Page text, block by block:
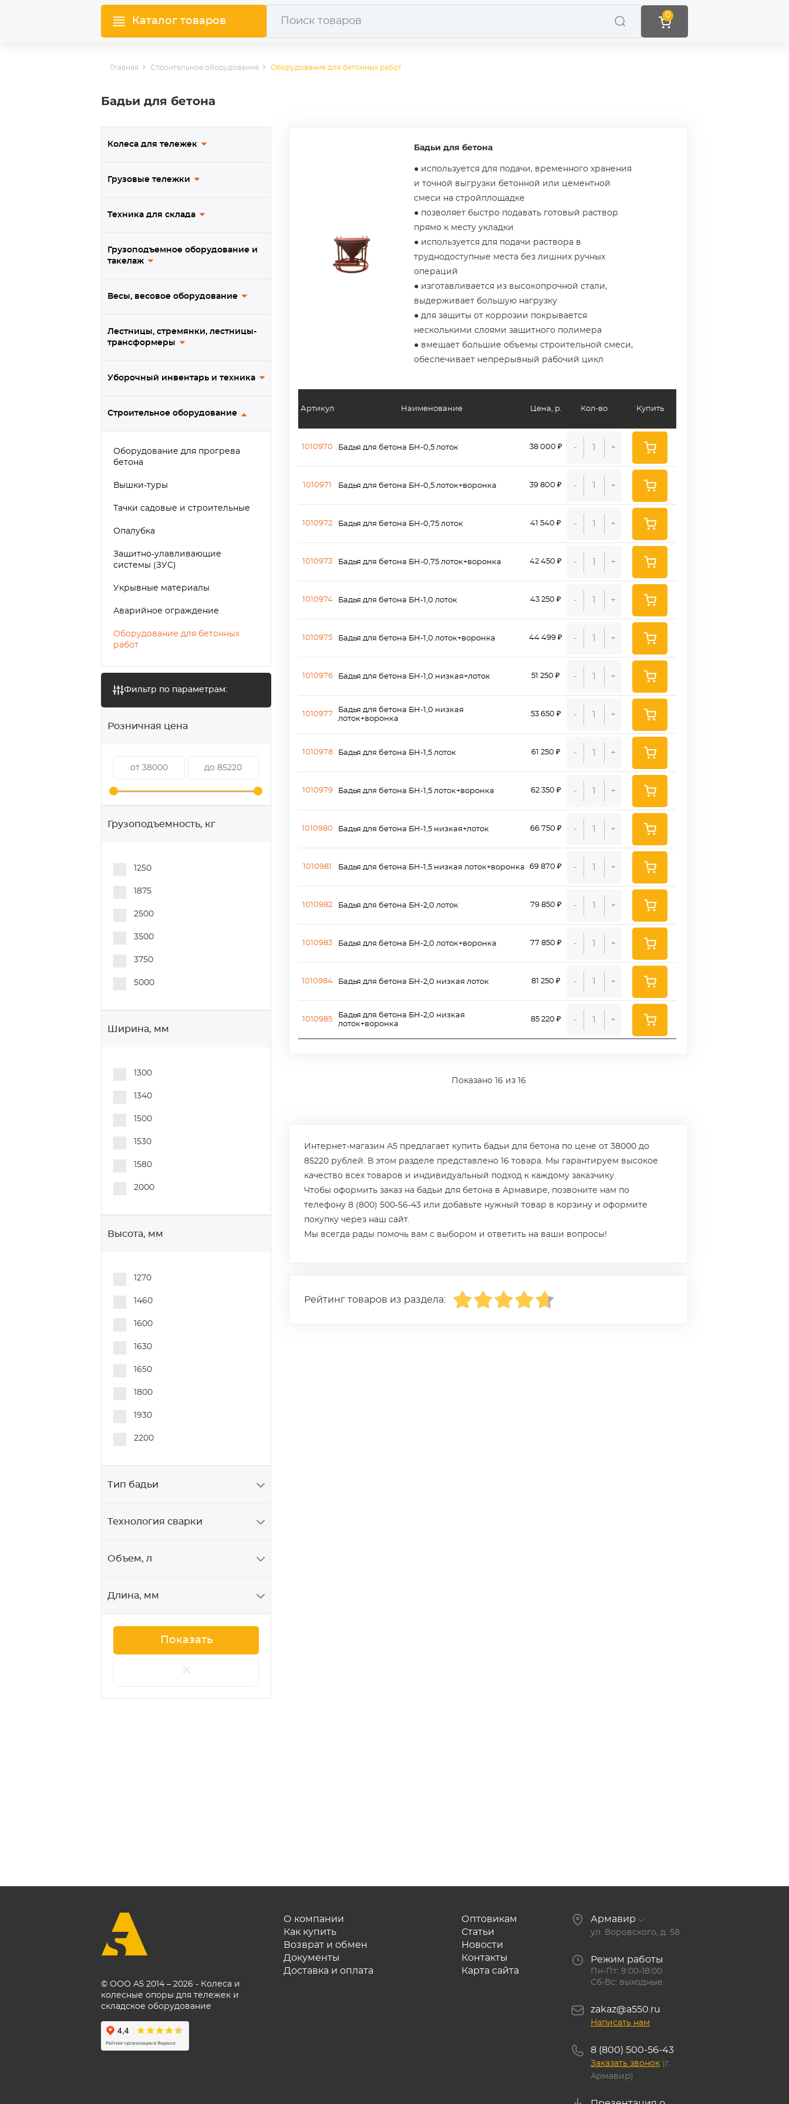
Каталог товаров
0
Главная Строительное оборудование Оборудование для бетонных работ
Бадьи для бетона
Колеса для тележек
Грузовые тележки
Техника для склада
Грузоподъемное оборудование и
такелаж
Весы, весовое оборудование
Лестницы, стремянки, лестницы-
трансформеры
Уборочный инвентарь и техника
Строительное оборудование
Оборудование для прогрева
бетона
Вышки-туры
Тачки садовые и строительные
Опалубка
Защитно-улавливающие
системы (ЗУС)
Укрывные материалы
Аварийное ограждение
Оборудование для бетонных
работ
Фильтр по параметрам:
Розничная цена
Грузоподъемность, кг
1250
1875
2500
3500
3750
5000
Ширина, мм
1300
1340
1500
1530
1580
2000
Высота, мм
1270
1460
1600
1630
1650
1800
1930
2200
Тип бадьи
Технология сварки
Объем, л
Длина, мм
Бадьи для бетона
● используется для подачи, временного хранения
и точной выгрузки бетонной или цементной
смеси на стройплощадке
● позволяет быстро подавать готовый раствор
прямо к месту укладки
● используется для подачи раствора в
труднодоступные места без лишних ручных
операций
● изготавливается из высокопрочной стали,
выдерживает большую нагрузку
● для защиты от коррозии покрывается
несколькими слоями защитного полимера
● вмещает большие объемы строительной смеси,
обеспечивает непрерывный рабочий цикл
Артикул
1010970
1010971
1010972
1010973
1010974
1010975
1010976
1010977
1010978
1010979
1010980
1010981
1010982
1010983
1010984
1010985
Наименование
Бадья для бетона БН-0,5 лоток
Бадья для бетона БН-0,5 лоток+воронка
Бадья для бетона БН-0,75 лоток
Бадья для бетона БН-0,75 лоток+воронка
Бадья для бетона БН-1,0 лоток
Бадья для бетона БН-1,0 лоток+воронка
Бадья для бетона БН-1,0 низкая+лоток
Бадья для бетона БН-1,0 низкая
лоток+воронка
Бадья для бетона БН-1,5 лоток
Бадья для бетона БН-1,5 лоток+воронка
Бадья для бетона БН-1,5 низкая+лоток
Бадья для бетона БН-1,5 низкая лоток+воронка
Бадья для бетона БН-2,0 лоток
Бадья для бетона БН-2,0 лоток+воронка
Бадья для бетона БН-2,0 низкая лоток
Бадья для бетона БН-2,0 низкая
лоток+воронка
Цена, р.
38 000 ₽
39 800 ₽
41 540 ₽
42 450 ₽
43 250 ₽
44 499 ₽
51 250 ₽
53 650 ₽
61 250 ₽
62 350 ₽
66 750 ₽
69 870 ₽
79 850 ₽
77 850 ₽
81 250 ₽
85 220 ₽
Кол-во
- +
- +
- +
- +
- +
- +
- +
- +
- +
- +
- +
- +
- +
- +
- +
- +
Купить
Показано 16 из 16
Интернет-магазин А5 предлагает купить бадьи для бетона по цене от 38000 до
85220 рублей. В этом разделе представлено 16 товара. Мы гарантируем высокое
качество всех товаров и индивидуальный подход к каждому заказчику.
Чтобы оформить заказ на бадьи для бетона в Армавире, позвоните нам по
телефону 8 (800) 500-56-43 или добавьте нужный товар в корзину и оформите
покупку через наш сайт.
Мы всегда рады помочь вам с выбором и ответить на ваши вопросы!
Рейтинг товаров из раздела:
© ООО А5 2014 – 2026 - Колеса и
колесные опоры для тележек и
складское оборудование
О компании
Как купить
Возврат и обмен
Документы
Доставка и оплата
Оптовикам
Статьи
Новости
Контакты
Карта сайта
Армавир
ул. Воровского, д. 58
Режим работы
Пн-Пт: 9:00-18:00
Сб-Вс: выходные
zakaz@a550.ru
Написать нам
8 (800) 500-56-43
Заказать звонок (г.
Армавир)